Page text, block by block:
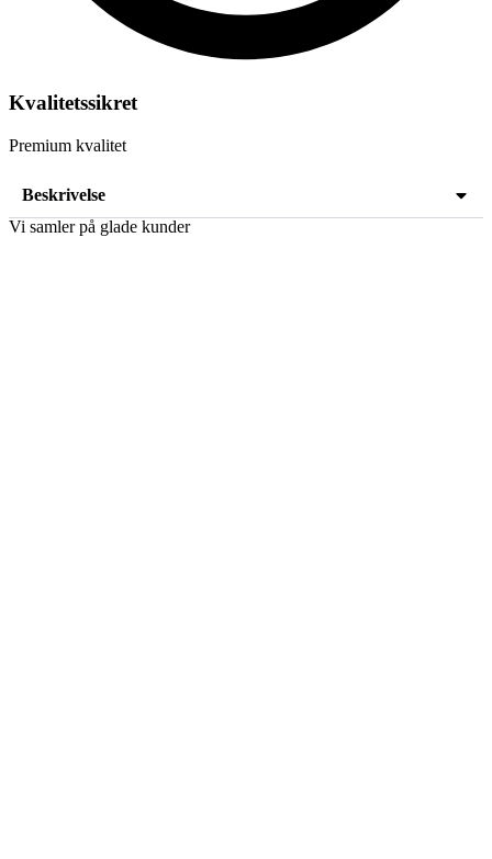
Kvalitetssikret
Premium kvalitet
Beskrivelse
Vi samler på glade kunder